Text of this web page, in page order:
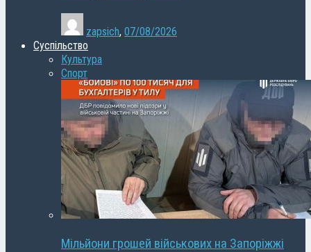
zapsich, 07/08/2026
Суспільство
Культура
Спорт
Мільйони грошей військових на Запоріжжі